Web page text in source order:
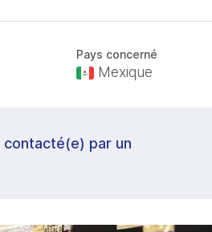
Pays concerné
Mexique
par un